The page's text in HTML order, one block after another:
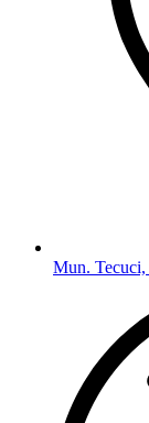
Mun. Tecuci,